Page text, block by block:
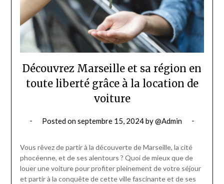
Découvrez Marseille et sa région en
toute liberté grâce à la location de
voiture
Posted onseptembre 15, 2024by@Admin
Vous rêvez de partir à la découverte de Marseille, la cité
phocéenne, et de ses alentours ? Quoi de mieux que de
louer une voiture pour profiter pleinement de votre séjour
et partir à la conquête de cette ville fascinante et de ses